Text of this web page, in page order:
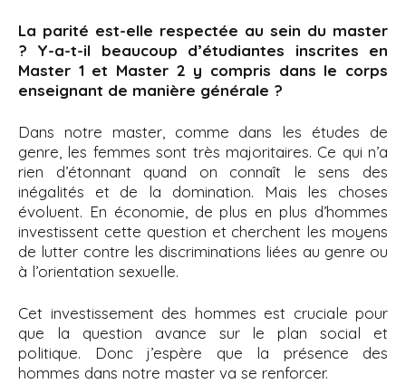
La parité est-elle respectée au sein du master
? Y-a-t-il beaucoup d’étudiantes inscrites en
Master 1 et Master 2 y compris dans le corps
enseignant de manière générale ?
Dans notre master, comme dans les études de
genre, les femmes sont très majoritaires. Ce qui n’a
rien d’étonnant quand on connaît le sens des
inégalités et de la domination. Mais les choses
évoluent. En économie, de plus en plus d’hommes
investissent cette question et cherchent les moyens
de lutter contre les discriminations liées au genre ou
à l’orientation sexuelle.
Cet investissement des hommes est cruciale pour
que la question avance sur le plan social et
politique. Donc j’espère que la présence des
hommes dans notre master va se renforcer.